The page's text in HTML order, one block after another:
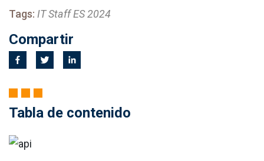
Tags: IT Staff ES 2024
Compartir
Tabla de contenido